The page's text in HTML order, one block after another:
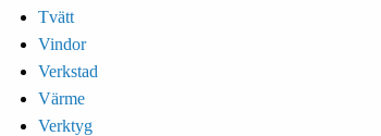
Tvätt
Vindor
Verkstad
Värme
Verktyg